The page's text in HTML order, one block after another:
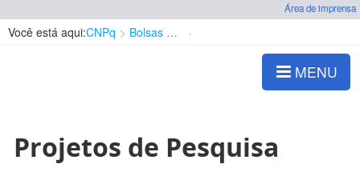
Área de imprensa
Você está aqui:CNPq Bolsas e Auxílios Vigentes
MENU
Projetos de Pesquisa